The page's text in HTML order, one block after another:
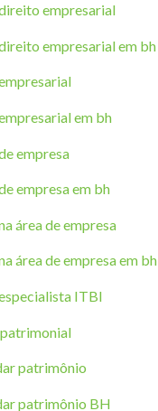
empresarial
empresarial em bh
em bh
empresa
empresa em bh
área de empresa
área de empresa em bh
ITBI
patrimônio
patrimônio BH